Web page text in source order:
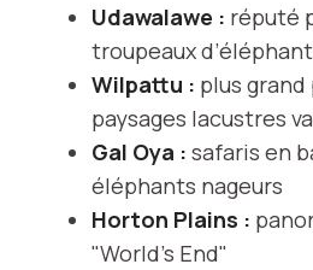
Udawalawe : réputé
troupeaux
Wilpattu : plus grand
paysages lacustres
Gal Oya : safaris en
éléphants nageurs
Horton Plains :
"World’s End"